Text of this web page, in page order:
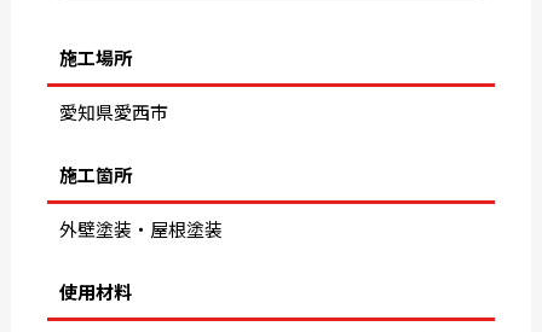
施工場所
愛知県愛西市
施工箇所
外壁塗装・屋根塗装
使用材料